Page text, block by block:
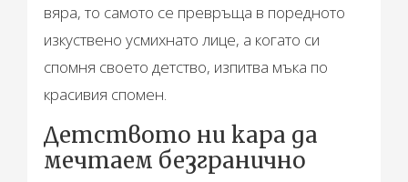
вяра, то самото се превръща в поредното
изкуствено усмихнато лице, а когато си
спомня своето детство, изпитва мъка по
красивия спомен.
Детството ни кара да
мечтаем безгранично